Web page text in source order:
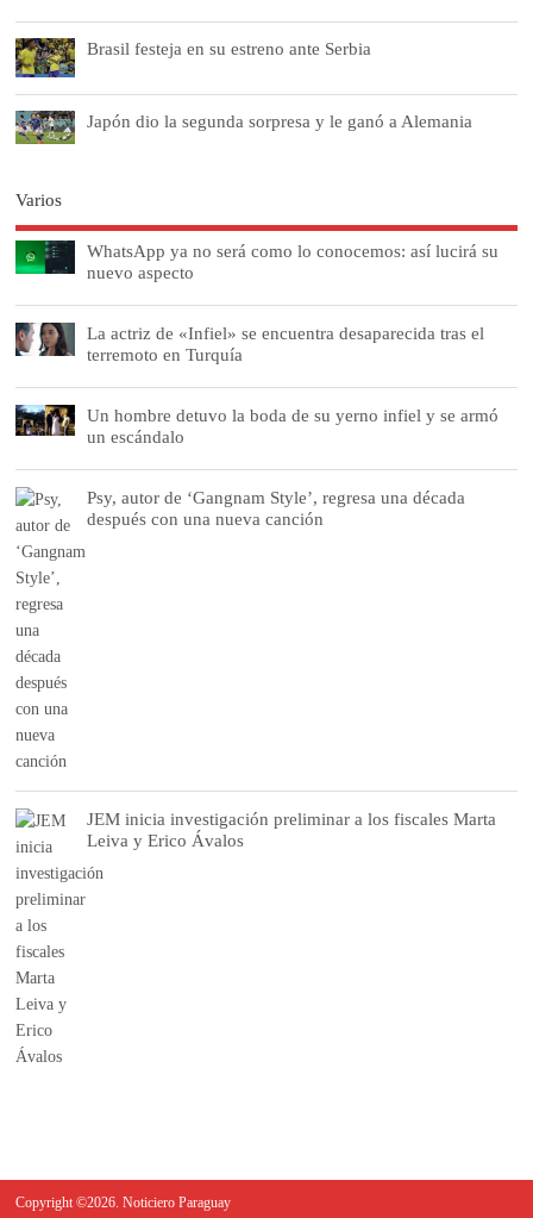
Brasil festeja en su estreno ante Serbia
Japón dio la segunda sorpresa y le ganó a Alemania
Varios
WhatsApp ya no será como lo conocemos: así lucirá su
nuevo aspecto
La actriz de «Infiel» se encuentra desaparecida tras el
terremoto en Turquía
Un hombre detuvo la boda de su yerno infiel y se armó
un escándalo
Psy, autor de ‘Gangnam Style’, regresa una década
después con una nueva canción
JEM inicia investigación preliminar a los fiscales Marta
Leiva y Erico Ávalos
Copyright ©2026. Noticiero Paraguay